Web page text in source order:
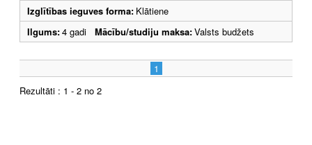
Izglītības ieguves forma: Klātiene
Ilgums:4 gadi Mācību/studiju maksa:Valsts budžets
1
Rezultāti : 1 - 2 no 2